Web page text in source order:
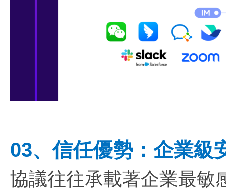
03、信任優勢：企業級
協議往往承載著企業最